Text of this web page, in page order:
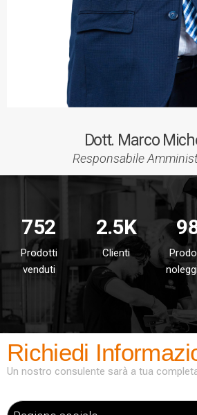
Dott. Marco
Responsabile
752
Prodotti
venduti
2.5K
Clienti
Richiedi
Un nostro consulente sarà a tua